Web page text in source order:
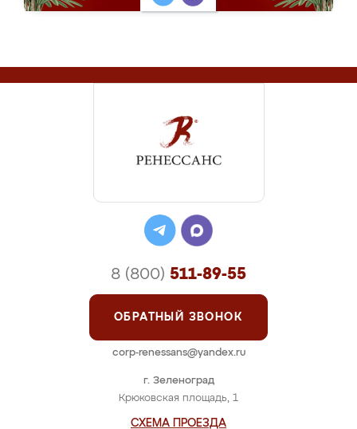
г. Зеленоград
Крюковская площадь, 1
СХЕМА ПРОЕЗДА
8 (800) 511-89-55
ОБРАТНЫЙ ЗВОНОК
corp-renessans@yandex.ru